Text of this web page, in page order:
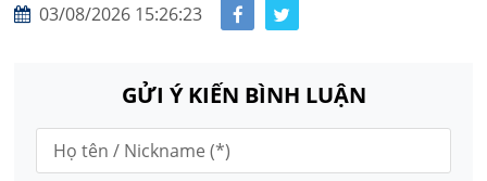
03/08/2026 15:26:23
GỬI Ý KIẾN BÌNH LUẬN